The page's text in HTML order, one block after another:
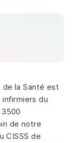
la Santé est
du
de notre
CISSS de